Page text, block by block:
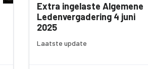
Extra ingelaste Algemene
Ledenvergadering 4 juni
2025
Laatste update